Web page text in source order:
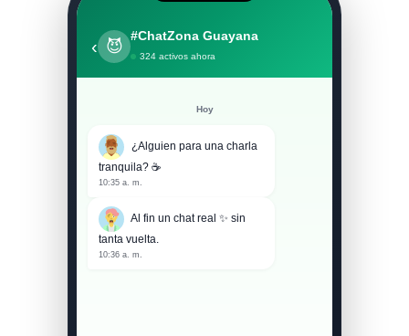
‹ 😈
#ChatZona Guayana
324 activos ahora
Hoy
¿Alguien para una charla
tranquila? ☕
10:35 a. m.
Al fin un chat real ✨ sin
tanta vuelta.
10:36 a. m.